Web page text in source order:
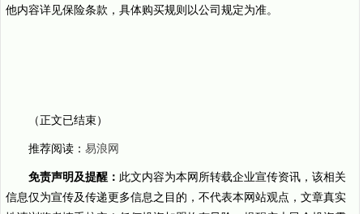
他内容详见保险条款，具体购买规则以公司规定为准。
（正文已结束）
推荐阅读： 易浪网
免责声明及提醒： 此文内容为本网所转载企业宣传资讯，该相关
信息仅为宣传及传递更多信息之目的，不代表本网站观点，文章真实